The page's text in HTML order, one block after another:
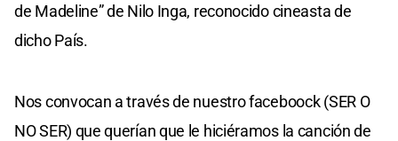
de Madeline” de Nilo Inga, reconocido cineasta de
dicho País.
Nos convocan a través de nuestro faceboock (SER O
NO SER) que querían que le hiciéramos la canción de